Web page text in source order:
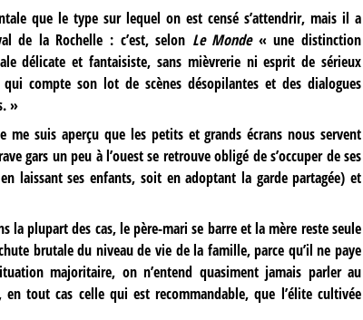
que le type sur lequel on est censé s’attendrir, mais il a
de la Rochelle : c’est, selon Le Monde« une distinction
délicate et fantaisiste, sans mièvrerie ni esprit de sérieux
compte son lot de scènes désopilantes et des dialogues
»
me suis aperçu que les petits et grands écrans nous servent
gars un peu à l’ouest se retrouve obligé de s’occuper de ses
laissant ses enfants, soit en adoptant la garde partagée) et
la plupart des cas, le père-mari se barre et la mère reste seule
brutale du niveau de vie de la famille, parce qu’il ne paye
majoritaire, on n’entend quasiment jamais parler au
tout cas celle qui est recommandable, que l’élite cultivée